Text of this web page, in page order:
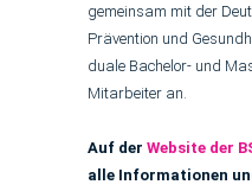
gemeinsam mit der
Prävention und
duale Bachelor- und
Mitarbeiter an.
Auf der Website der
alle Informationen